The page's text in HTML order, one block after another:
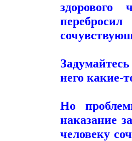
здорового
него какие-
Но
наказание
человеку